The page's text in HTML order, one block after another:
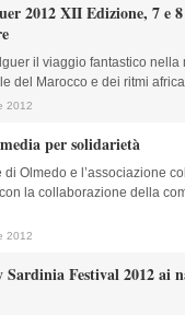
2012 XII Edizione, 7 e 8
il viaggio fantastico nella
del Marocco e dei ritmi
2012
per solidarietà
di Olmedo e l’associazione
la collaborazione della
2012
Sardinia Festival 2012 ai